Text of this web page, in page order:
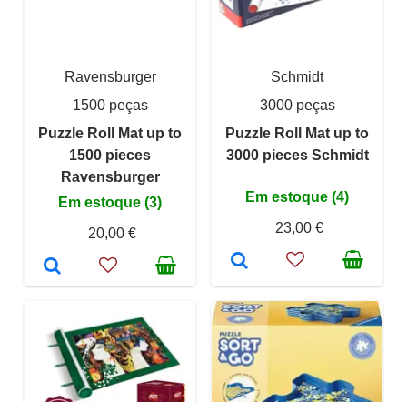
Ravensburger
1500 peças
Puzzle Roll Mat up to
1500 pieces
Ravensburger
Em estoque (3)
20,00 €
Schmidt
3000 peças
Puzzle Roll Mat up to
3000 pieces Schmidt
Em estoque (4)
23,00 €